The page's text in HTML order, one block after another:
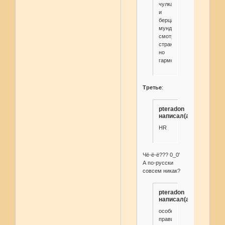
чулками
и
берцами,
мундир
смотрелся
странно,
но
гармонично.
Третье:
pteradon
написал(а):
HR
Чё-ё-ё??? 0_0'
А по-русски
совсем никак?
pteradon
написал(а):
особенные
правила